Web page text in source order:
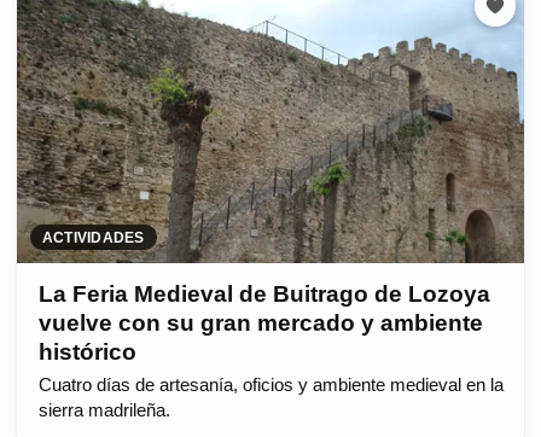
ACTIVIDADES
La Feria Medieval de Buitrago de Lozoya
vuelve con su gran mercado y ambiente
histórico
Cuatro días de artesanía, oficios y ambiente medieval en la
sierra madrileña.